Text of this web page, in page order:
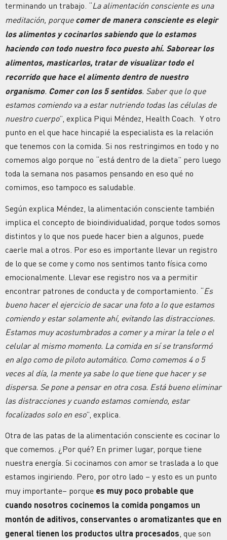
terminando un trabajo. “La alimentación consciente es una
meditación, porque comer de manera consciente es elegir
los alimentos y cocinarlos sabiendo que lo estamos
haciendo con todo nuestro foco puesto ahí. Saborear los
alimentos, masticarlos, tratar de visualizar todo el
recorrido que hace el alimento dentro de nuestro
organismo. Comer con los 5 sentidos. Saber que lo que
estamos comiendo va a estar nutriendo todas las células de
nuestro cuerpo”, explica Piqui Méndez, Health Coach. Y otro
punto en el que hace hincapié la especialista es la relación
que tenemos con la comida. Si nos restringimos en todo y no
comemos algo porque no “está dentro de la dieta” pero luego
toda la semana nos pasamos pensando en eso qué no
comimos, eso tampoco es saludable.
Según explica Méndez, la alimentación consciente también
implica el concepto de bioindividualidad, porque todos somos
distintos y lo que nos puede hacer bien a algunos, puede
caerle mal a otros. Por eso es importante llevar un registro
de lo que se come y como nos sentimos tanto física como
emocionalmente. Llevar ese registro nos va a permitir
encontrar patrones de conducta y de comportamiento. “Es
bueno hacer el ejercicio de sacar una foto a lo que estamos
comiendo y estar solamente ahí, evitando las distracciones.
Estamos muy acostumbrados a comer y a mirar la tele o el
celular al mismo momento. La comida en sí se transformó
en algo como de piloto automático. Como comemos 4 o 5
veces al día, la mente ya sabe lo que tiene que hacer y se
dispersa. Se pone a pensar en otra cosa. Está bueno eliminar
las distracciones y cuando estamos comiendo, estar
focalizados solo en eso”, explica.
Otra de las patas de la alimentación consciente es cocinar lo
que comemos. ¿Por qué? En primer lugar, porque tiene
nuestra energía. Si cocinamos con amor se traslada a lo que
estamos ingiriendo. Pero, por otro lado – y esto es un punto
muy importante– porque es muy poco probable que
cuando nosotros cocinemos la comida pongamos un
montón de aditivos, conservantes o aromatizantes que en
general tienen los productos ultra procesados, que son